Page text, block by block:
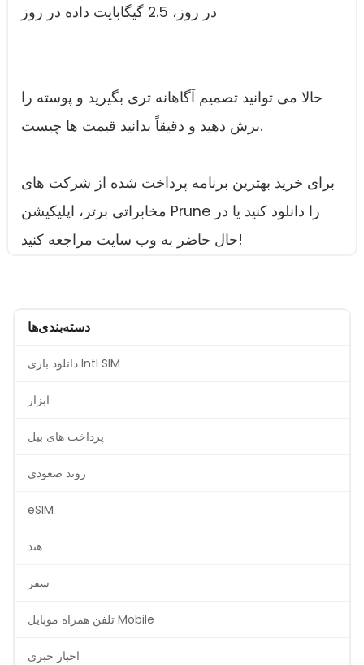
در روز، 2.5 گیگابایت داده در روز
حالا می توانید تصمیم آگاهانه تری بگیرید و پوسته را
برش دهید و دقیقاً بدانید قیمت ها چیست.
برای خرید بهترین برنامه پرداخت شده از شرکت های
مخابراتی برتر، اپلیکیشن Prune را دانلود کنید یا در
حال حاضر به وب سایت مراجعه کنید!
دسته‌بندی‌ها
دانلود بازی Intl SIM
ابزار
پرداخت های بیل
روند صعودی
eSIM
هند
سفر
تلفن همراه موبایل Mobile
اخبار خبری